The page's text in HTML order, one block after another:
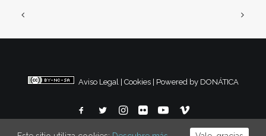
Aviso Legal Cookies Powered by DONÁTICA